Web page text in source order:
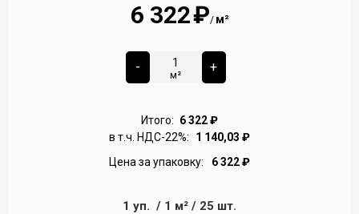
6 322₽/ м²
-
м²
+
Итого: 6 322₽
в т.ч. НДС-22%:
1 140,03 ₽
Цена за упаковку:
6 322₽
1 уп. / 1 м² / 25 шт.